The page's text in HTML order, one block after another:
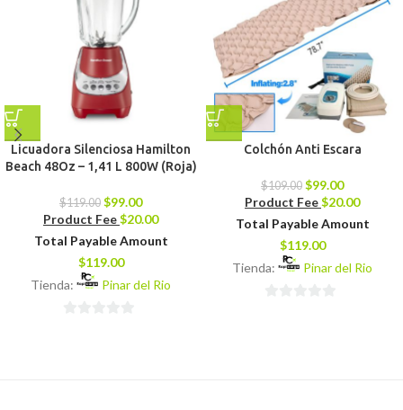
Licuadora Silenciosa Hamilton
Beach 48Oz – 1,41 L 800W (Roja)
$119.00 $99.00
Product Fee$20.00
Total Payable Amount
$119.00
Tienda:
Pinar del Rio
Colchón Anti Escara
$109.00 $99.00
Product Fee$20.00
Total Payable Amount
$119.00
Tienda:
Pinar del Rio